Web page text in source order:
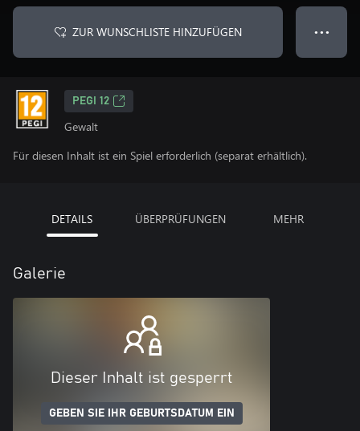
ZUR WUNSCHLISTE HINZUFÜGEN ● ● ●
PEGI 12
Gewalt
Für diesen Inhalt ist ein Spiel erforderlich (separat erhältlich).
DETAILS ÜBERPRÜFUNGEN MEHR
Galerie
Dieser Inhalt ist gesperrt
GEBEN SIE IHR GEBURTSDATUM EIN